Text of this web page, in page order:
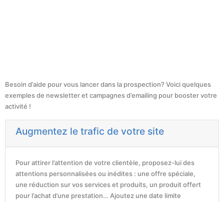
Besoin d’aide pour vous lancer dans la prospection? Voici quelques
exemples de newsletter et campagnes d’emailing pour booster votre
activité !
Augmentez le trafic de votre site
Pour attirer l’attention de votre clientèle, proposez-lui des
attentions personnalisées ou inédites : une offre spéciale,
une réduction sur vos services et produits, un produit offert
pour l’achat d’une prestation… Ajoutez une date limite